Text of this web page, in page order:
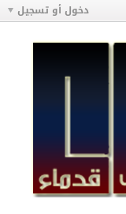
دخول أو تسجيل